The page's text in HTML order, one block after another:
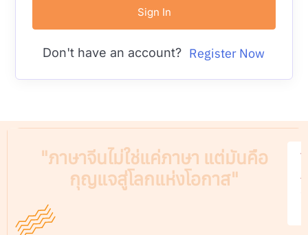
Sign In
Don't have an account? Register Now
"ภาษาจีนไม่ใช่แค่ภาษา แต่มันคือ
กุญแจสู่โลกแห่งโอกาส"